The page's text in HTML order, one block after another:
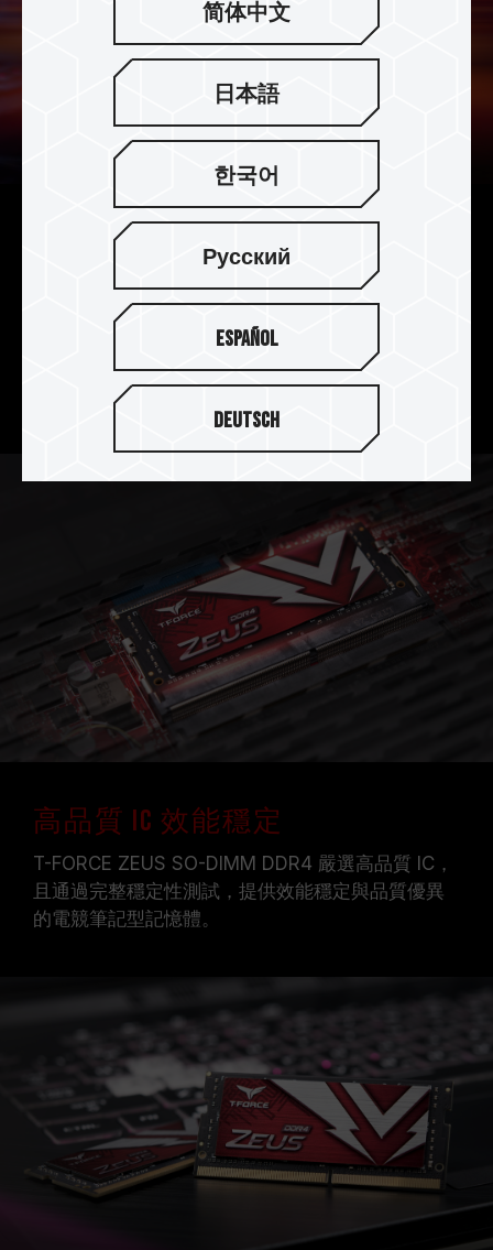
為電競而生
T-FORCE ZEUS SO-DIMM DDR4 是電競玩家輕鬆
升級的不二之選。高達單支 32GB 的優異儲存容量
和支援 JEDEC 最高頻率 3200MHz 強力效能，讓
你無論是 MOBA、AVG 還是 MMORPG、RTS 皆可
盡情暢玩。
高品質 IC 效能穩定
T-FORCE ZEUS SO-DIMM DDR4 嚴選高品質 IC，
且通過完整穩定性測試，提供效能穩定與品質優異
的電競筆記型記憶體。
简体中文
日本語
한국어
Русский
Español
Deutsch